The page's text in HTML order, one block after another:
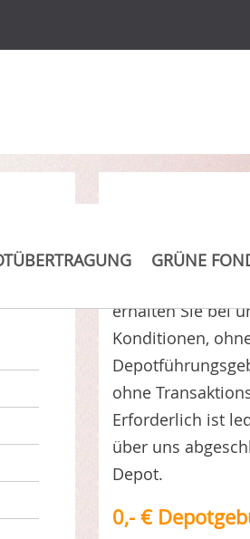
GRÜNE
erhalten Sie bei
Konditionen,
ohne
Erforderlich ist
über uns
Depot.
0,- €